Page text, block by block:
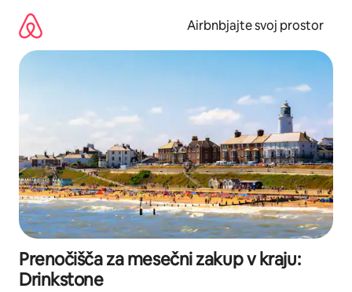
vsebino
Airbnbjajte svoj prostor
Prenočišča za mesečni zakup v kraju:
Drinkstone